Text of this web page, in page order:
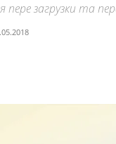
пере загрузки та